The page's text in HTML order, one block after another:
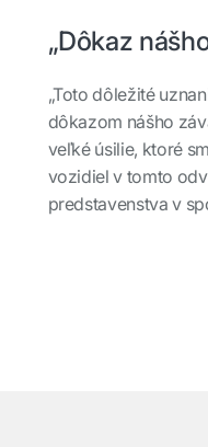
„Dôkaz
„Toto dôležité
dôkazom nášho
veľké úsilie, ktoré
vozidiel v tomto
predstavenstva v